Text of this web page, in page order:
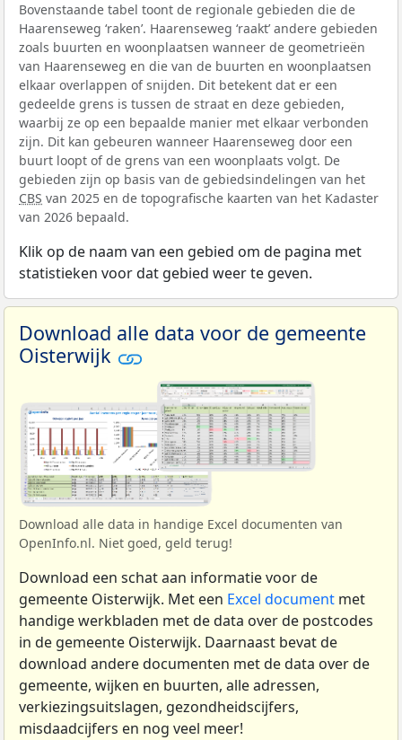
Bovenstaande tabel toont de regionale gebieden die de
Haarenseweg ‘raken’. Haarenseweg ‘raakt’ andere gebieden
zoals buurten en woonplaatsen wanneer de geometrieën
van Haarenseweg en die van de buurten en woonplaatsen
elkaar overlappen of snijden. Dit betekent dat er een
gedeelde grens is tussen de straat en deze gebieden,
waarbij ze op een bepaalde manier met elkaar verbonden
zijn. Dit kan gebeuren wanneer Haarenseweg door een
buurt loopt of de grens van een woonplaats volgt. De
gebieden zijn op basis van de gebiedsindelingen van het
CBS van 2025 en de topografische kaarten van het Kadaster
van 2026 bepaald.
Klik op de naam van een gebied om de pagina met
statistieken voor dat gebied weer te geven.
Download alle data voor de gemeente
Oisterwijk
Download alle data in handige Excel documenten van
OpenInfo.nl. Niet goed, geld terug!
Download een schat aan informatie voor de
gemeente Oisterwijk. Met een Excel document met
handige werkbladen met de data over de postcodes
in de gemeente Oisterwijk. Daarnaast bevat de
download andere documenten met de data over de
gemeente, wijken en buurten, alle adressen,
verkiezingsuitslagen, gezondheidscijfers,
misdaadcijfers en nog veel meer!